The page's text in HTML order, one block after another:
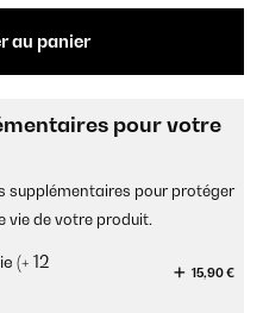
au panier
pour votre
supplémentaires pour protéger
vie de votre produit.
(+ 12
15,90 €